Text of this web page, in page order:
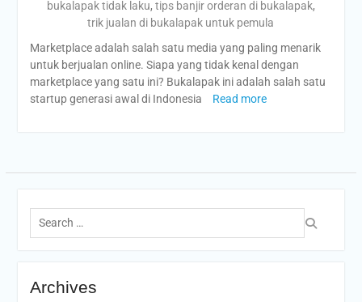
bukalapak tidak laku, tips banjir orderan di bukalapak,
trik jualan di bukalapak untuk pemula
Marketplace adalah salah satu media yang paling menarik
untuk berjualan online. Siapa yang tidak kenal dengan
marketplace yang satu ini? Bukalapak ini adalah salah satu
startup generasi awal di Indonesia
Read more
Search
for:
Archives